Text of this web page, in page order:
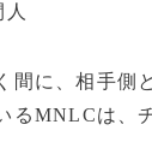
に、相手側
るMNLCは、